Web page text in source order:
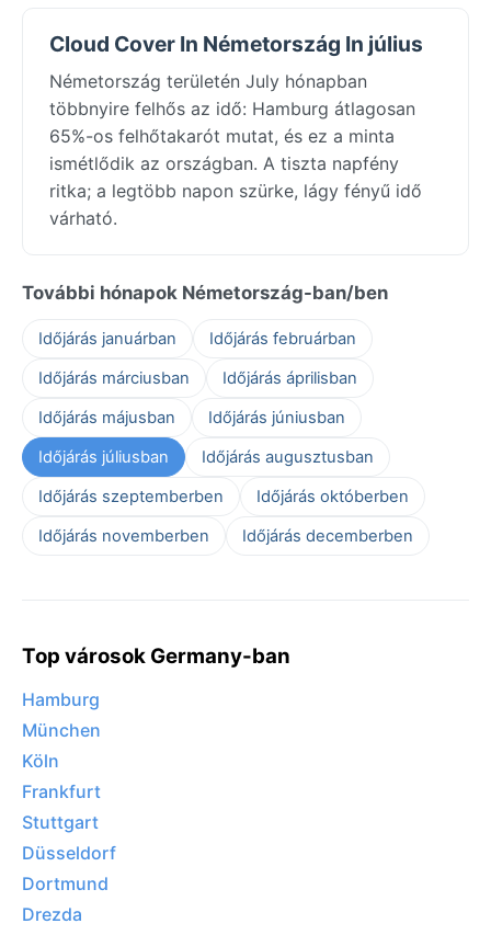
Cloud Cover In Németország In július
Németország területén July hónapban
többnyire felhős az idő: Hamburg átlagosan
65%-os felhőtakarót mutat, és ez a minta
ismétlődik az országban. A tiszta napfény
ritka; a legtöbb napon szürke, lágy fényű idő
várható.
További hónapok Németország-ban/ben
Időjárás januárban
Időjárás februárban
Időjárás márciusban
Időjárás áprilisban
Időjárás májusban
Időjárás júniusban
Időjárás júliusban
Időjárás augusztusban
Időjárás szeptemberben
Időjárás októberben
Időjárás novemberben
Időjárás decemberben
Top városok Germany-ban
Hamburg
München
Köln
Frankfurt
Stuttgart
Düsseldorf
Dortmund
Drezda